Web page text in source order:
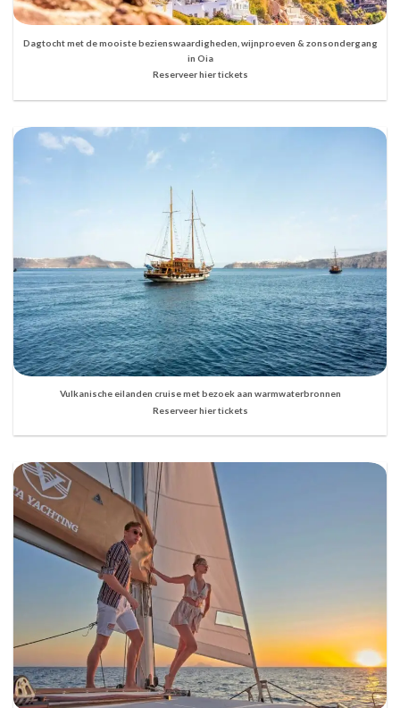
Dagtocht met de mooiste bezienswaardigheden, wijnproeven & zonsondergang
in Oia
Reserveer hier tickets
Vulkanische eilanden cruise met bezoek aan warmwaterbronnen
Reserveer hier tickets